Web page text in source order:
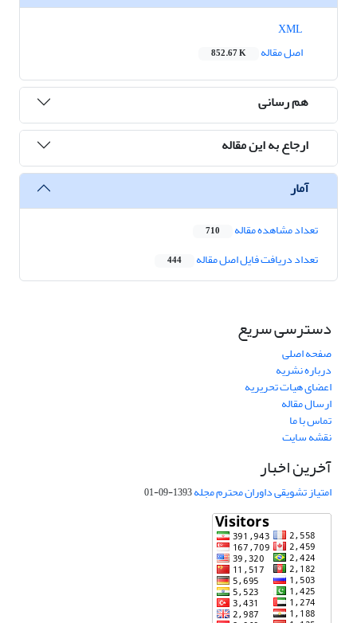
اصل مقاله
852.67 K
هم رسانی
ارجاع به این مقاله
آمار
تعداد مشاهده مقاله 710
تعداد دریافت فایل اصل مقاله 444
دسترسی سریع
صفحه اصلی
درباره نشریه
اعضای هیات تحریریه
ارسال مقاله
تماس با ما
نقشه سایت
آخرین اخبار
امتیاز تشویقی داوران محترم مجله1393-09-01